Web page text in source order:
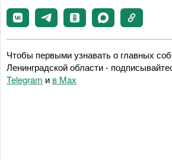
Чтобы первыми узнавать о главных
Ленинградской области -
Telegram и в Maх